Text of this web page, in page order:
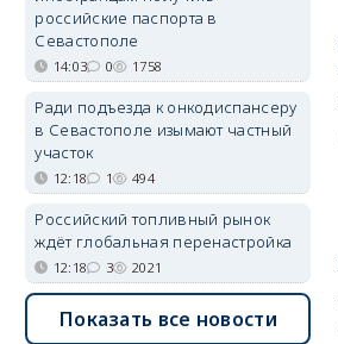
российские паспорта в
Севастополе
14:03 0 1758
Ради подъезда к онкодиспансеру
в Севастополе изымают частный
участок
12:18 1 494
Российский топливный рынок
ждёт глобальная перенастройка
12:18 3 2021
Показать все новости